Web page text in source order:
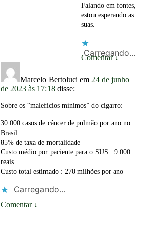
Falando em fontes,
estou esperando as
suas.
Carregando...
Comentar↓
Marcelo Bertoluci em 24 de junho
de 2023 às 17:18 disse:
Sobre os “malefícios mínimos” do cigarro:
30.000 casos de câncer de pulmão por ano no
Brasil
85% de taxa de mortalidade
Custo médio por paciente para o SUS : 9.000
reais
Custo total estimado : 270 milhões por ano
Carregando...
Comentar ↓